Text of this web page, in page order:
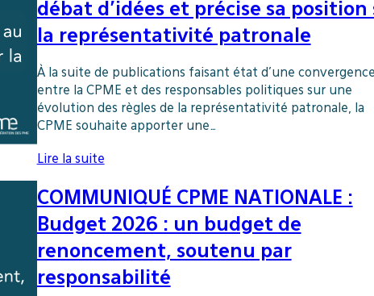
débat d’idées et précise sa position
la représentativité patronale
À la suite de publications faisant état d’une convergence
entre la CPME et des responsables politiques sur une
évolution des règles de la représentativité patronale, la
CPME souhaite apporter une…
Lire la suite
COMMUNIQUÉ CPME NATIONALE :
Budget 2026 : un budget de
renoncement, soutenu par
responsabilité